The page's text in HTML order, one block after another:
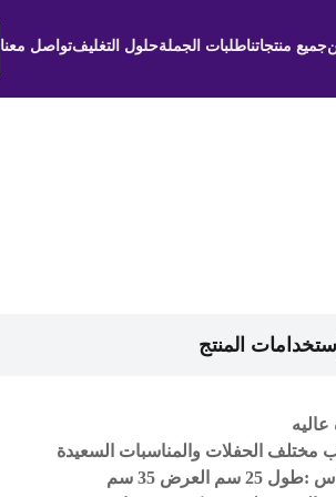
جميع منتجاتناطلبات الجملةحلول التغليفتواصل معنا
المنتج
مختلف الحفلات والمناسبات السعيدة
25 سم العرض 35 سم